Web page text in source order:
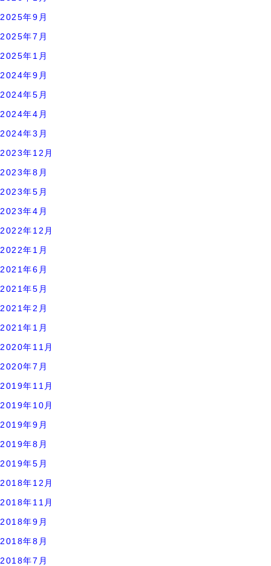
2025年9月
2025年7月
2025年1月
2024年9月
2024年5月
2024年4月
2024年3月
2023年12月
2023年8月
2023年5月
2023年4月
2022年12月
2022年1月
2021年6月
2021年5月
2021年2月
2021年1月
2020年11月
2020年7月
2019年11月
2019年10月
2019年9月
2019年8月
2019年5月
2018年12月
2018年11月
2018年9月
2018年8月
2018年7月